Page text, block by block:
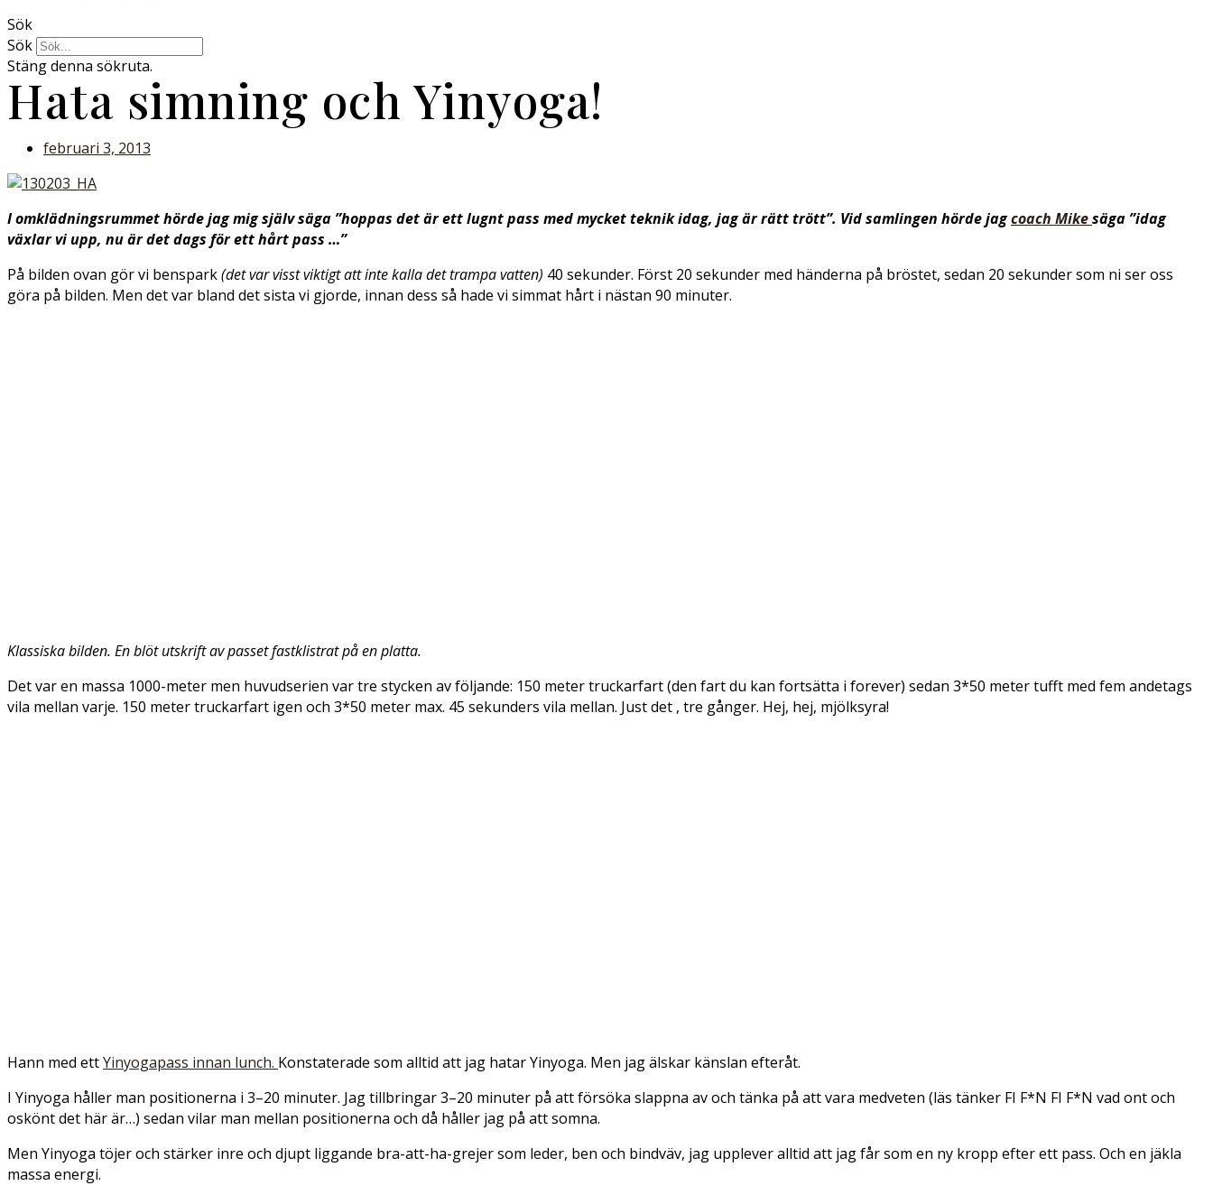
Sök
Sök
Stäng denna sökruta.
Hata simning och Yinyoga!
februari 3, 2013
I omklädningsrummet hörde jag mig själv säga ”hoppas det är ett lugnt pass med mycket teknik idag, jag är rätt trött”. Vid samlingen hörde jagcoach Mikesäga ”idag
växlar vi upp, nu är det dags för ett hårt pass …”
På bilden ovan gör vi benspark(det var visst viktigt att inte kalla det trampa vatten) 40 sekunder. Först 20 sekunder med händerna på bröstet, sedan 20 sekunder som ni ser oss
göra på bilden. Men det var bland det sista vi gjorde, innan dess så hade vi simmat hårt i nästan 90 minuter.
Klassiska bilden. En blöt utskrift av passet fastklistrat på en platta.
Det var en massa 1000-meter men huvudserien var tre stycken av följande: 150 meter truckarfart (den fart du kan fortsätta i forever) sedan 3*50 meter tufft med fem andetags
vila mellan varje. 150 meter truckarfart igen och 3*50 meter max. 45 sekunders vila mellan. Just det , tre gånger. Hej, hej, mjölksyra!
Hann med ettYinyogapass innan lunch. Konstaterade som alltid att jag hatar Yinyoga. Men jag älskar känslan efteråt.
I Yinyoga håller man positionerna i 3–20 minuter. Jag tillbringar 3–20 minuter på att försöka slappna av och tänka på att vara medveten (läs tänker FI F*N FI F*N vad ont och
oskönt det här är…) sedan vilar man mellan positionerna och då håller jag på att somna.
Men Yinyoga töjer och stärker inre och djupt liggande bra-att-ha-grejer som leder, ben och bindväv, jag upplever alltid att jag får som en ny kropp efter ett pass. Och en jäkla
massa energi.